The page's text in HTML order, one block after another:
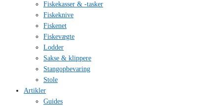
Fiskekasser & -tasker
Fiskeknive
Fiskenet
Fiskevægte
Lodder
Sakse & klippere
Stangopbevaring
Stole
Artikler
Guides